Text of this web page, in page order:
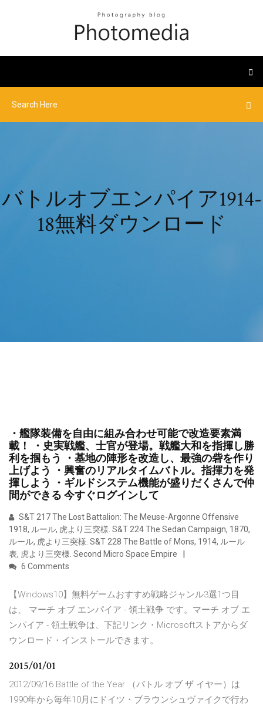
バトルオブエンパイア1914-
18無料ダウンロード
‎・艦隊装備を自由に組み合わせ可能で改造要素満
載！ ・史実戦艦、士官が登場。戦艦大和を指揮し勝
利を掴もう ・基地の陣形を改造し、最強の砦を作り
上げよう ・興奮のリアルタイムバトル。指揮力を発
揮しよう ・ギルドシステム機能が盛りだくさんで仲
間ができる 今すぐログインして
S&T 217 The Lost Battalion: The Meuse-Argonne Offensive
1918, ルール, 虎より三突様. S&T 224 The Sedan Campaign, 1870,
ルール, 虎より三突様. S&T 228 The Battle of Mons, 1914, ルール
表, 虎より三突様. Second Micro Space Empire
6 Comments
【Windows10】無料ゲームおすすめ戦略ジャンル3選1つ目
は、 マーチ オブ エンパイア - 領土戦争 です。マーチ オブ エ
ンパイア - 領土戦争は、下記リンク・Microsoftストアからダ
ウンロード・インストールできます。
2015/01/01
2012/09/16 Battle of the Year （バトル オブ ザ イヤー）は
1990年から毎年10月にドイツ・ブラウンシュヴァイクで行わ